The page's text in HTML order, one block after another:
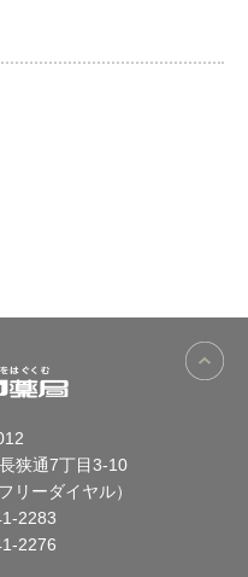
狭通7丁目3-10
リーダイヤル）
2283
2276